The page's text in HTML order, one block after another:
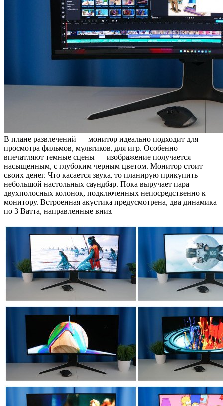
В плане развлечений — монитор идеально подходит для
просмотра фильмов, мультиков, для игр. Особенно
впечатляют темные сцены — изображение получается
насыщенным, с глубоким черным цветом. Монитор стоит
своих денег. Что касается звука, то планирую прикупить
небольшой настольных саундбар. Пока выручает пара
двухполосных колонок, подключенных непосредственно к
монитору. Встроенная акустика предусмотрена, два динамика
по 3 Ватта, направленные вниз.